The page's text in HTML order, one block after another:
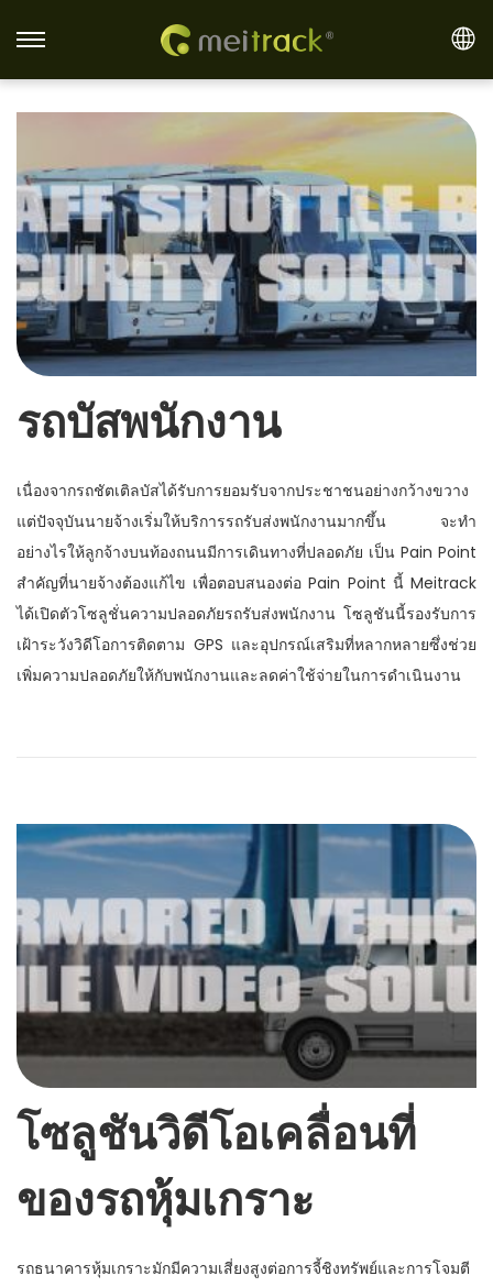
S
k
i
t
o
n
a
g
t
o
n
S
k
i
t
o
c
o
t
e
t
รถบัสพนักงาน
เนื่องจากรถชัตเติลบัสได้รับการยอมรับจากประชาชนอย่างกว้างขวาง
แต่ปัจจุบันนายจ้างเริ่มให้บริการรถรับส่งพนักงานมากขึ้น จะทำ
อย่างไรให้ลูกจ้างบนท้องถนนมีการเดินทางที่ปลอดภัย เป็น Pain Point
สำคัญที่นายจ้างต้องแก้ไข เพื่อตอบสนองต่อ Pain Point นี้ Meitrack
ได้เปิดตัวโซลูชั่นความปลอดภัยรถรับส่งพนักงาน โซลูชันนี้รองรับการ
เฝ้าระวังวิดีโอการติดตาม GPS และอุปกรณ์เสริมที่หลากหลายซึ่งช่วย
เพิ่มความปลอดภัยให้กับพนักงานและลดค่าใช้จ่ายในการดำเนินงาน
โซลูชันวิดีโอเคลื่อนที่
ของรถหุ้มเกราะ
รถธนาคารหุ้มเกราะมักมีความเสี่ยงสูงต่อการจี้ชิงทรัพย์และการโจมตี